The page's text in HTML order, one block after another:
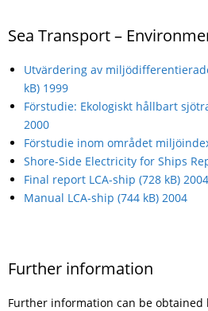
Sea Transport –
Utvärdering av
kB) 1999
Förstudie: Ekologiskt hållbart
2000
Förstudie inom området
Shore-Side Electricity for Ships
Final report LCA-ship (728 kB) 2004
Manual LCA-ship (744 kB) 2004
Further information
Further information can be obtained